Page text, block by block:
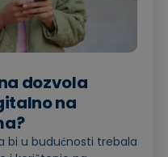
dozvola
na
bi u budućnosti trebala